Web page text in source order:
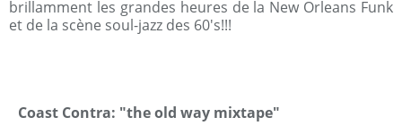
brillamment les grandes heures de la New Orleans Funk
et de la scène soul-jazz des 60's!!!
Coast Contra: "the old way mixtape"